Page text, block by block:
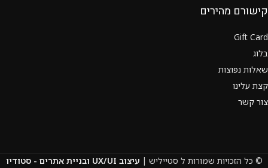
קישורם מהירים
Gift Card
בלוג
שאלות נפוצות
קצת עלינו
צור קשר
© כל הזכויות שמורות ל סטייליש |
עיצוב UX/UI ובניית אתרים - סטודיו